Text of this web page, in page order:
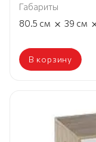
Габариты
80.5 см × 39 см
В корзину